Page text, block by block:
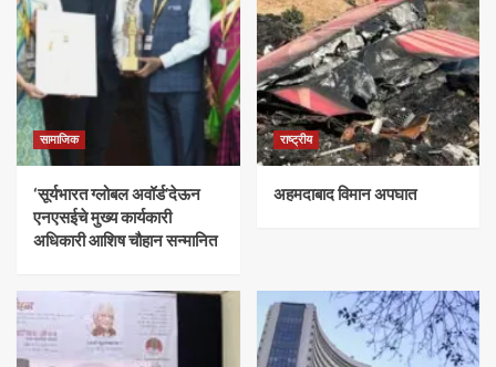
सामाजिक
‘सूर्यभारत ग्लोबल अवॉर्ड’देऊन
एनएसईचे मुख्य कार्यकारी
अधिकारी आशिष चौहान सन्मानित
राष्ट्रीय
अहमदाबाद विमान अपघात